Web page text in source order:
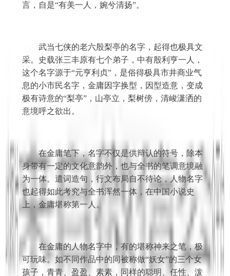
言，自是“有美一人，婉兮清扬”。
武当七侠的老六殷梨亭的名字，起得也极具文
采。史载张三丰原有七个弟子，中有殷利亨一人，
这个名字源于“元亨利贞”，是俗得极具市井商业气
息的小市民名字，金庸因字换型，因型造意，变成
极有诗意的“梨亭”，山亭立，梨树傍，清峻潇洒的
意境呼之欲出。
在金庸笔下，名字不仅是供辩认的符号，除本
身带有一定的文化意韵外，也与全书的笔调意境融
为一体。遣词造句，行文布局自不待论，人物名字
也起得如此考究与全书浑然一体，在中国小说史
上，金庸堪称第一人。
在金庸的人物名字中，有的堪称神来之笔，极
可玩味。如不同作品中的同被称做“妖女”的三个女
孩子，青青、盈盈、素素，同样的聪明、任性、泼